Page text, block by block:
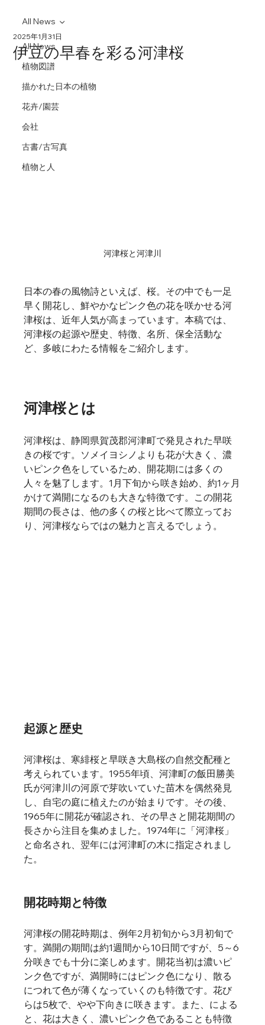
All News
植物図譜
描かれた日本の植物
花卉/園芸
会社
古書/古写真
植物と人
All News
伊豆の早春を彩る河津桜
2025年1月31日
河津桜と河津川
日本の春の風物詩といえば、桜。その中でも一足
早く開花し、鮮やかなピンク色の花を咲かせる河
津桜は、近年人気が高まっています。本稿では、
河津桜の起源や歴史、特徴、名所、保全活動な
ど、多岐にわたる情報をご紹介します。
河津桜とは
河津桜は、静岡県賀茂郡河津町で発見された早咲
きの桜です。ソメイヨシノよりも花が大きく、濃
いピンク色をしているため、開花期には多くの
人々を魅了します。1月下旬から咲き始め、約1ヶ月
かけて満開になるのも大きな特徴です。この開花
期間の長さは、他の多くの桜と比べて際立ってお
り、河津桜ならではの魅力と言えるでしょう。
起源と歴史
河津桜は、寒緋桜と早咲き大島桜の自然交配種と
考えられています。1955年頃、河津町の飯田勝美
氏が河津川の河原で芽吹いていた苗木を偶然発見
し、自宅の庭に植えたのが始まりです。その後、
1965年に開花が確認され、その早さと開花期間の
長さから注目を集めました。1974年に「河津桜」
と命名され、翌年には河津町の木に指定されまし
た。
開花時期と特徴
河津桜の開花時期は、例年2月初旬から3月初旬で
す。満開の期間は約1週間から10日間ですが、5～6
分咲きでも十分に楽しめます。開花当初は濃いピ
ンク色ですが、満開時にはピンク色になり、散る
につれて色が薄くなっていくのも特徴です。花び
らは5枚で、やや下向きに咲きます。また、による
と、花は大きく、濃いピンク色であることも特徴